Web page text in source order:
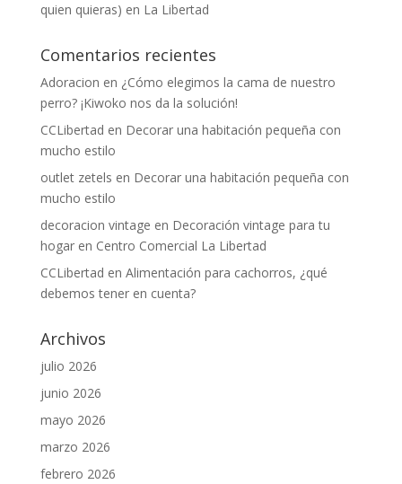
quien quieras) en La Libertad
Comentarios recientes
Adoracion en ¿Cómo elegimos la cama de nuestro
perro? ¡Kiwoko nos da la solución!
CCLibertad en Decorar una habitación pequeña con
mucho estilo
outlet zetels en Decorar una habitación pequeña con
mucho estilo
decoracion vintage en Decoración vintage para tu
hogar en Centro Comercial La Libertad
CCLibertad en Alimentación para cachorros, ¿qué
debemos tener en cuenta?
Archivos
julio 2026
junio 2026
mayo 2026
marzo 2026
febrero 2026